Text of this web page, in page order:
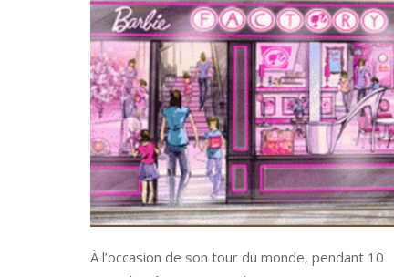
À l’occasion de son tour du monde, pendant 10